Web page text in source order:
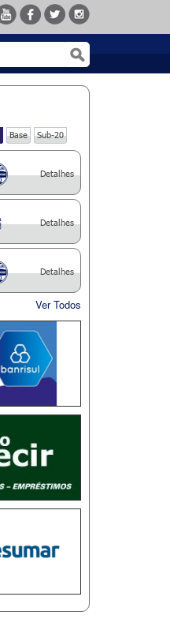
Base Sub-20
Detalhes
Detalhes
Detalhes
Ver Todos